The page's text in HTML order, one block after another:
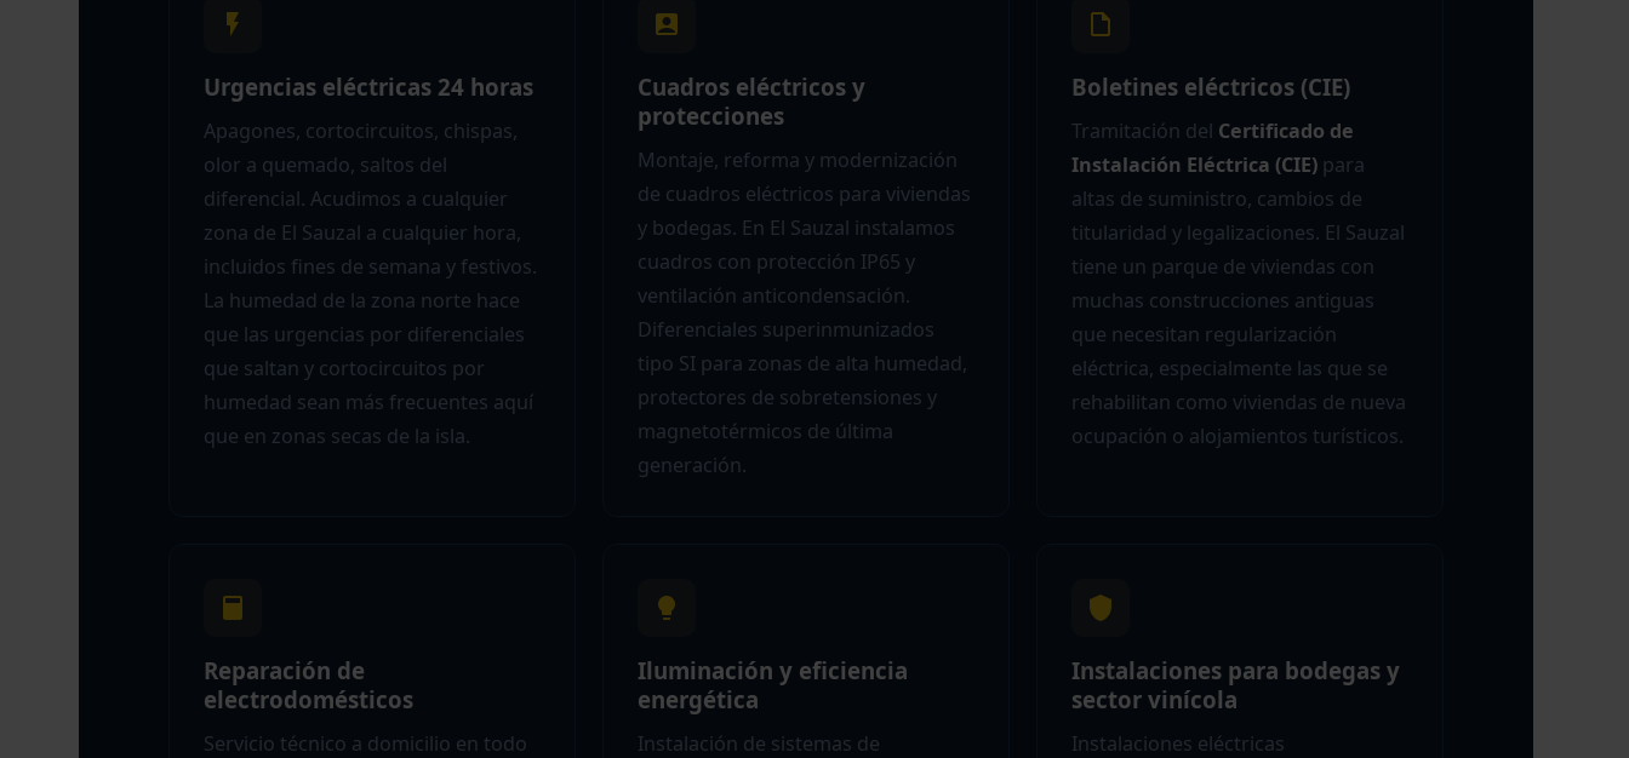
Urgencias eléctricas 24 horas
Apagones, cortocircuitos, chispas,
olor a quemado, saltos del
diferencial. Acudimos a cualquier
zona de El Sauzal a cualquier hora,
incluidos fines de semana y festivos.
La humedad de la zona norte hace
que las urgencias por diferenciales
que saltan y cortocircuitos por
humedad sean más frecuentes aquí
que en zonas secas de la isla.
Cuadros eléctricos y
protecciones
Montaje, reforma y modernización
de cuadros eléctricos para viviendas
y bodegas. En El Sauzal instalamos
cuadros con protección IP65 y
ventilación anticondensación.
Diferenciales superinmunizados
tipo SI para zonas de alta humedad,
protectores de sobretensiones y
magnetotérmicos de última
generación.
Boletines eléctricos (CIE)
Tramitación del Certificado de
Instalación Eléctrica (CIE)para
altas de suministro, cambios de
titularidad y legalizaciones. El Sauzal
tiene un parque de viviendas con
muchas construcciones antiguas
que necesitan regularización
eléctrica, especialmente las que se
rehabilitan como viviendas de nueva
ocupación o alojamientos turísticos.
Reparación de
electrodomésticos
Servicio técnico a domicilio en todo
Iluminación y eficiencia
energética
Instalación de sistemas de
Instalaciones para bodegas y
sector vinícola
Instalaciones eléctricas